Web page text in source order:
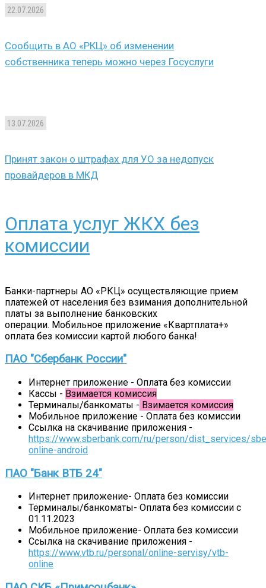
22.07.2026
Сообщить в АО «РКЦ» об изменении
собственника теперь можно через Госуслуги
13.07.2026
Принят закон о штрафах для УО за недопуск
провайдеров в МКД
Оплата услуг ЖКХ без
комиссии
Банки-партнеры АО «РКЦ» осуществляющие прием
платежей от населения без взимания дополнительной
платы за выполнение банковских
операции. Мобильное приложение «Квартплата+»
оплата без комиссии картой любого банка!
ПАО "Сбербанк России"
Интернет приложение - Оплата без комиссии
Кассы - Взимается комиссия
Терминалы/банкоматы - Взимается комиссия
Мобильное приложение - Оплата без комиссии
Ссылка на скачивание приложения -
https://www.sberbank.com/ru/person/dist_services/
online-android
ПАО "Банк ВТБ 24"
Интернет приложение- Оплата без комиссии
Терминалы/банкоматы- Оплата без комиссии с
01.11.2023
Мобильное приложение- Оплата без комиссии
Ссылка на скачивание приложения -
https://www.vtb.ru/personal/online-servisy/vtb-
online